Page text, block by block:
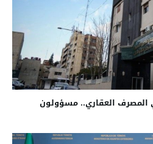
في المصرف العقاري.. مسؤولون